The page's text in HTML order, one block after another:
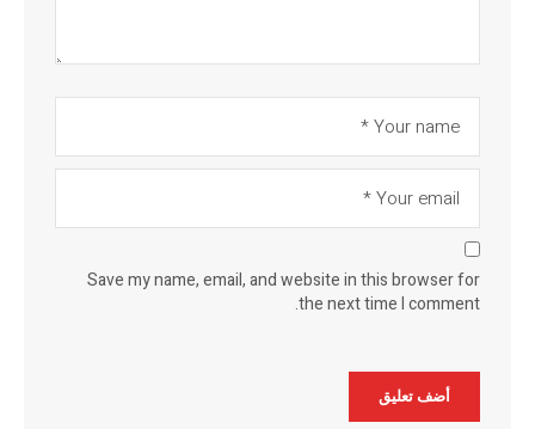
Save my name, email, and website in this browser for
the next time I comment.